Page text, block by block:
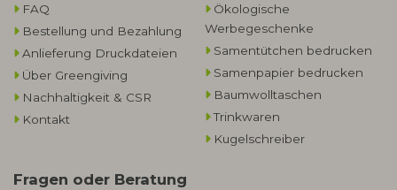
FAQ
Bestellung und Bezahlung
Anlieferung Druckdateien
Über Greengiving
Nachhaltigkeit & CSR
Kontakt
Ökologische
Werbegeschenke​
Samentütchen bedrucken
Samenpapier bedrucken
Baumwolltaschen​
Trinkwaren
Kugelschreiber
Fragen oder Beratung